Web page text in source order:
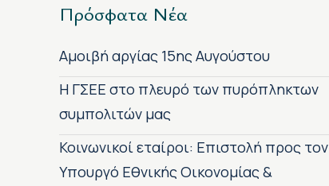
Πρόσφατα Νέα
Αμοιβή αργίας 15ης Αυγούστου
H ΓΣΕΕ στο πλευρό των πυρόπληκτων
συμπολιτών μας
Κοινωνικοί εταίροι: Επιστολή προς τον
Υπουργό Εθνικής Οικονομίας &